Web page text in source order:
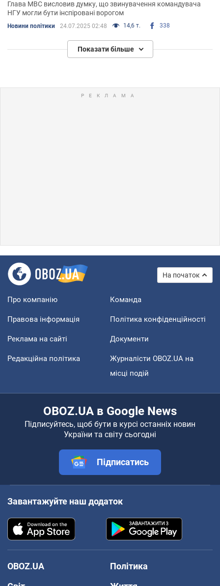
Глава МВС висловив думку, що звинувачення командувача
НГУ могли бути інспіровані ворогом
Новини політики 24.07.2025 02:48 14,6 т. 338
Показати більше
На початок
Про компанію Команда
Правова інформація Політика конфіденційності
Реклама на сайті Документи
Редакційна політика
Журналісти OBOZ.UA на
місці подій
OBOZ.UA в Google News
Підписуйтесь, щоб бути в курсі останніх новин
України та світу сьогодні
Підписатись
Завантажуйте наш додаток
OBOZ.UA
Політика